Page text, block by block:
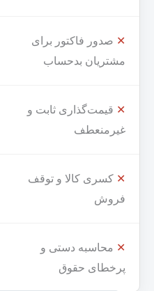
✕ صدور فاکتور برای
مشتریان بدحساب
✕ قیمت‌گذاری ثابت و
غیرمنعطف
✕ کسری کالا و توقف
فروش
✕ محاسبه دستی و
پرخطای حقوق